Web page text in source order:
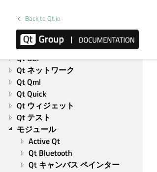
Back to Qt.io
概要
概要のリスト
Qtコア
Qt GUI
Qt ネットワーク
Qt Qml
Qt Quick
Qt ウィジェット
Qt テスト
モジュール
Active Qt
Qt Bluetooth
Qt キャンバス ペインター